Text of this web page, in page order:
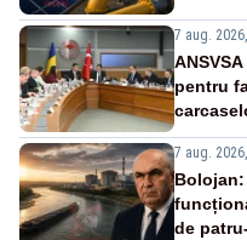
7 aug.
pentru
7 aug.
de